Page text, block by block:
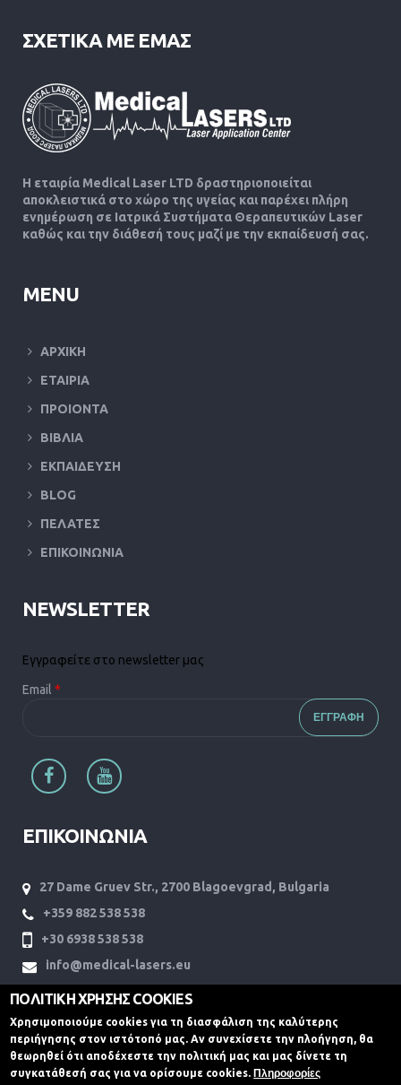
ΣΧΕΤΙΚΑ ΜΕ ΕΜΑΣ
Η εταιρία Medical Laser LTD δραστηριοποιείται
αποκλειστικά στο χώρο της υγείας και παρέχει πλήρη
ενημέρωση σε Ιατρικά Συστήματα Θεραπευτικών Laser
καθώς και την διάθεσή τους μαζί με την εκπαίδευσή σας.
MENU
ΑΡΧΙΚΗ
ΕΤΑΙΡΙΑ
ΠΡΟΙΟΝΤΑ
ΒΙΒΛΙΑ
ΕΚΠΑΙΔΕΥΣΗ
BLOG
ΠΕΛΑΤΕΣ
ΕΠΙΚΟΙΝΩΝΙΑ
NEWSLETTER
Εγγραφείτε στο newsletter μας
Email *
ΕΠΙΚΟΙΝΩΝΙΑ
27 Dame Gruev Str., 2700 Blagoevgrad, Bulgaria
+359 882 538 538
+30 6938 538 538
info@medical-lasers.eu
www.medical-lasers.eu
ΠΟΛΙΤΙΚΗ ΧΡΗΣΗΣ COOKIES
Χρησιμοποιούμε cookies για τη διασφάλιση της καλύτερης
περιήγησης στον ιστότοπό μας. Αν συνεχίσετε την πλοήγηση, θα
θεωρηθεί ότι αποδέχεστε την πολιτική μας και μας δίνετε τη
συγκατάθεσή σας για να ορίσουμε cookies. Πληροφορίες